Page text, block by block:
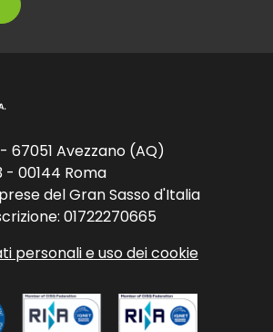
67051 Avezzano (AQ)
- 00144 Roma
del Gran Sasso d'Italia
01722270665
personali e uso dei cookie